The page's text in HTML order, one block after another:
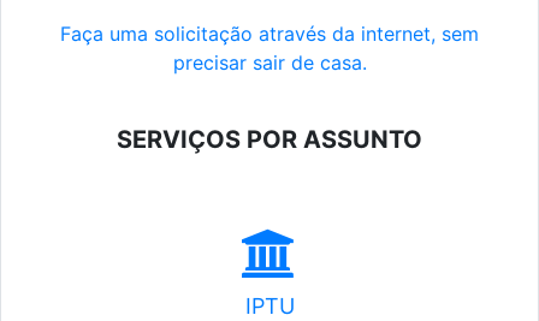
Faça uma solicitação através da internet, sem
precisar sair de casa.
SERVIÇOS POR ASSUNTO
IPTU